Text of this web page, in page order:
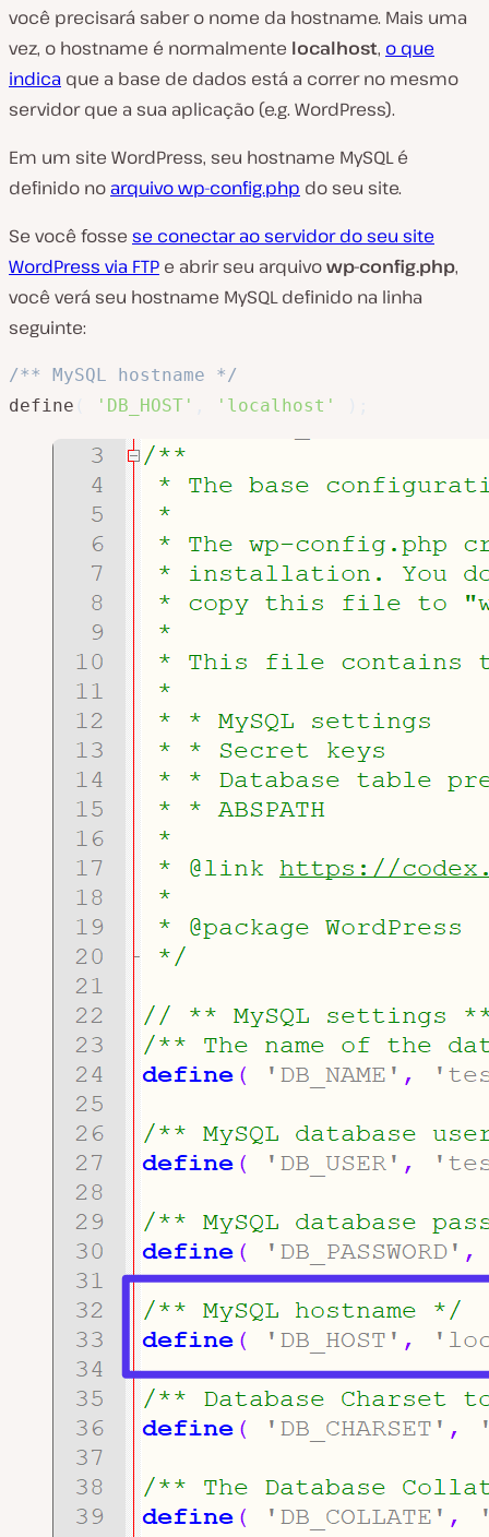
você precisará saber o nome da hostname. Mais uma
vez, o hostname é normalmente localhost, o que
indica que a base de dados está a correr no mesmo
servidor que a sua aplicação (e.g. WordPress).
Em um site WordPress, seu hostname MySQL é
definido no arquivo wp-config.php do seu site.
Se você fosse se conectar ao servidor do seu site
WordPress via FTP e abrir seu arquivowp-config.php,
você verá seu hostname MySQL definido na linha
seguinte:
/** MySQL hostname */
define
'DB_HOST' 'localhost'